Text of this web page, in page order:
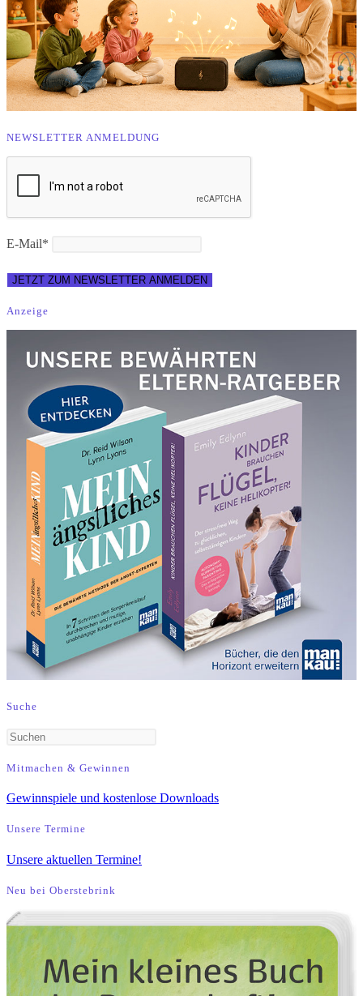
NEWSLETTER ANMELDUNG
E-Mail*
Anzeige
Suche
close
Mitmachen & Gewinnen
Gewinnspiele und kostenlose Downloads
Unsere Termine
Unsere aktuellen Termine!
Neu bei Oberstebrink